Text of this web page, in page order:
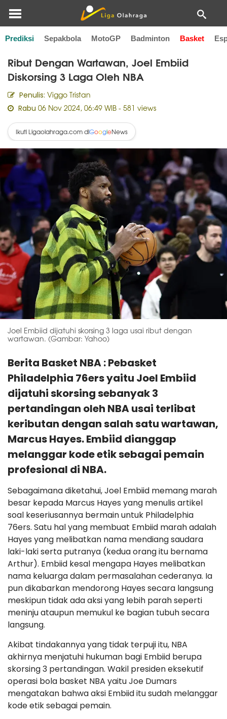
Prediksi Sepakbola MotoGP Badminton Basket
Home Basket
Ribut Dengan Wartawan, Joel Embiid
Diskorsing 3 Laga Oleh NBA
Penulis: Viggo Tristan
Rabu 06 Nov 2024, 06:49 WIB - 581 views
Ikuti Ligaolahraga.com diGoogleNews
Joel Embiid dijatuhi skorsing 3 laga usai ribut dengan
wartawan. (Gambar: Yahoo)
Berita Basket NBA : Pebasket
Philadelphia 76ers yaitu Joel Embiid
dijatuhi skorsing sebanyak 3
pertandingan oleh NBA usai terlibat
keributan dengan salah satu wartawan,
Marcus Hayes. Embiid dianggap
melanggar kode etik sebagai pemain
profesional di NBA.
Sebagaimana diketahui, Joel Embiid memang marah
besar kepada Marcus Hayes yang menulis artikel
soal keseriusannya bermain untuk Philadelphia
76ers. Satu hal yang membuat Embiid marah adalah
Hayes yang melibatkan nama mendiang saudara
laki-laki serta putranya (kedua orang itu bernama
Arthur). Embiid kesal mengapa Hayes melibatkan
nama keluarga dalam permasalahan cederanya. Ia
pun dikabarkan mendorong Hayes secara langsung
meskipun tidak ada aksi yang lebih parah seperti
meninju ataupun memukul ke bagian tubuh secara
langsung.
Akibat tindakannya yang tidak terpuji itu, NBA
akhirnya menjatuhi hukuman bagi Embiid berupa
skorsing 3 pertandingan. Wakil presiden eksekutif
operasi bola basket NBA yaitu Joe Dumars
mengatakan bahwa aksi Embiid itu sudah melanggar
kode etik sebagai pemain.